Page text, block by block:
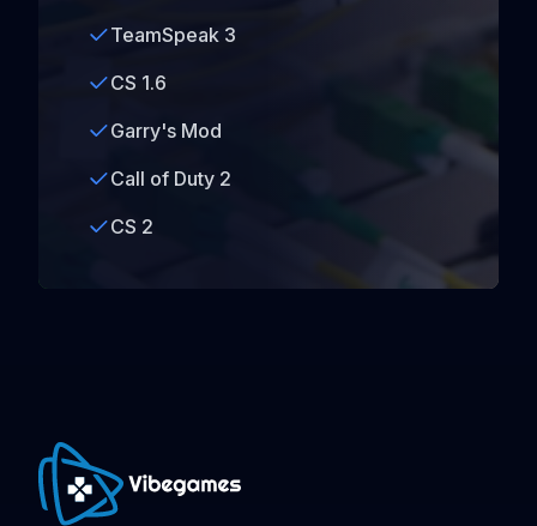
TeamSpeak 3
CS 1.6
Garry's Mod
Call of Duty 2
CS 2